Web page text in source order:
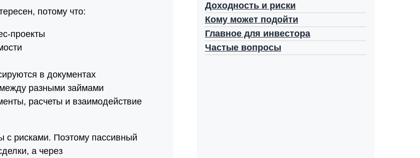
Доходность и риски
Кому может подойти
Главное для инвестора
Частые вопросы
потому что:
проекты
в документах
разными займами
расчеты и взаимодействие
с рисками. Поэтому пассивный
а через